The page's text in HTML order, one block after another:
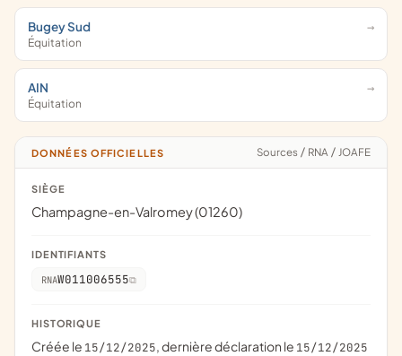
Bugey Sud
Équitation
AIN
Équitation
DONNÉES OFFICIELLES Sources / RNA / JOAFE
SIÈGE
Champagne-en-Valromey (01260)
IDENTIFIANTS
RNAW011006555
HISTORIQUE
Créée le 15/12/2025, dernière déclaration le 15/12/2025